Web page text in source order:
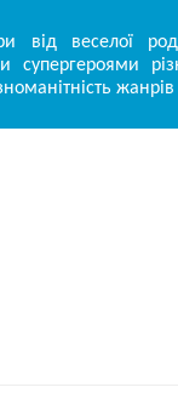
від веселої
супергероями